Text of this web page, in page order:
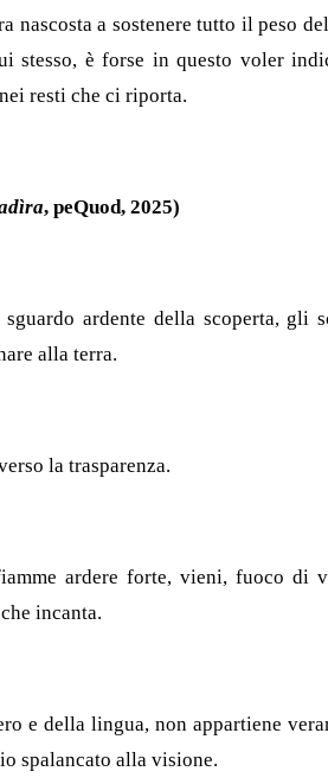
nascosta a sostenere tutto il peso
stesso, è forse in questo voler
resti che ci riporta.
, peQuod, 2025)
ardente della scoperta,
alla terra.
la trasparenza.
ardere forte, vieni, fuoco di
incanta.
e della lingua, non appartiene
spalancato alla visione.